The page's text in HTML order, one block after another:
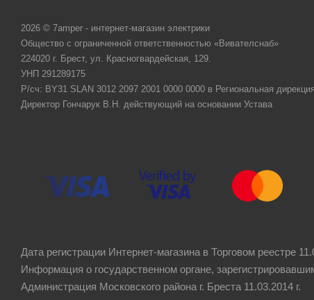
2026 © 7amper - интернет-магазин электрики
Общество с ограниченной ответственностью «Вивателснаб»
224020 г. Брест, ул. Красногвардейская, 129.
УНП 291289175
Р/сч: BY31 SLAN 3012 2097 2001 0000 0000 в Региональная
Директор Гончарук В.Н. действующий на основании Устава
Дата регистрации Интернет-магазина в Торговом реестре
Информация о государственном органе,
Администрация Московского района г. Бреста 11.03.2014 г.